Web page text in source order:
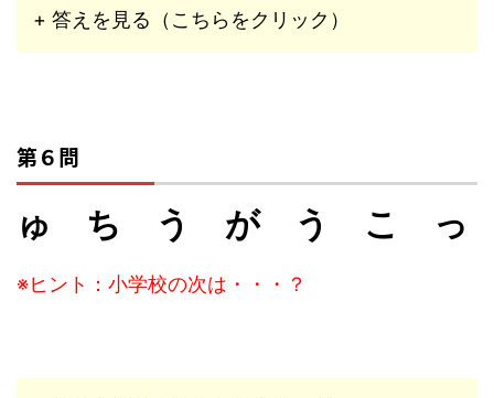
+ 答えを見る（こちらをクリック）
第６問
ゅ ち う が う こ っ
※ヒント：小学校の次は・・・？